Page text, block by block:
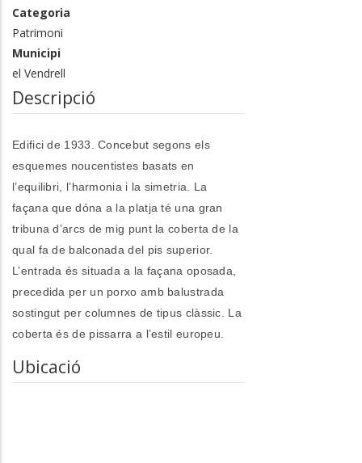
Categoria
Patrimoni
Municipi
el Vendrell
Descripció
Edifici de 1933. Concebut segons els
esquemes noucentistes basats en
l’equilibri, l’harmonia i la simetria. La
façana que dóna a la platja té una gran
tribuna d’arcs de mig punt la coberta de la
qual fa de balconada del pis superior.
L’entrada és situada a la façana oposada,
precedida per un porxo amb balustrada
sostingut per columnes de tipus clàssic. La
coberta és de pissarra a l’estil europeu.
Ubicació